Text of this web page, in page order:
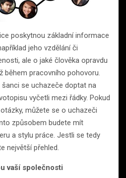
poskytnou základní informace
jeho vzdělání či
ale o jaké člověka opravdu
během pracovního pohovoru.
se uchazeče doptat na
vyčetli mezi řádky. Pokud
můžete se o uchazeči
způsobem budete mít
a stylu práce. Jestli se tedy
největší přehled.
vaší společnosti